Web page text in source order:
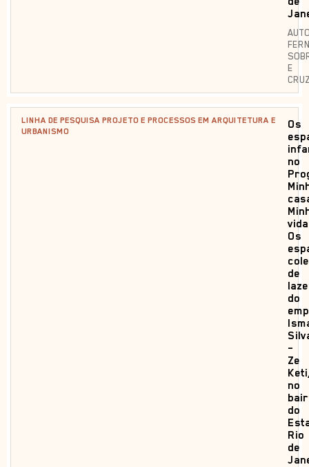
E
LINHA DE PESQUISA PROJETO E PROCESSOS EM ARQUITETURA E
URBANISMO
Os
no
Os
de
do
–
Ze
no
do
Rio
de